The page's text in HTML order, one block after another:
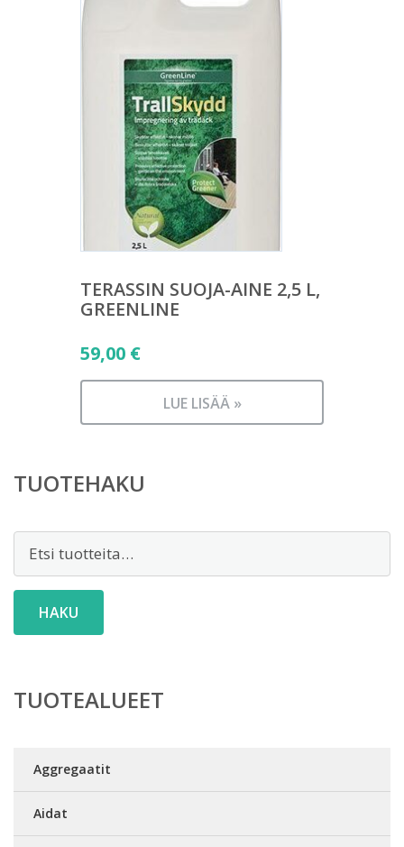
TERASSIN SUOJA-AINE 2,5 L,
GREENLINE
59,00 €
LUE LISÄÄ »
TUOTEHAKU
Etsi:
HAKU
TUOTEALUEET
Aggregaatit
Aidat